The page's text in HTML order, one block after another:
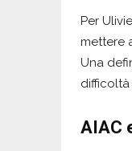
Per
mettere
Una
difficoltà
AIAC